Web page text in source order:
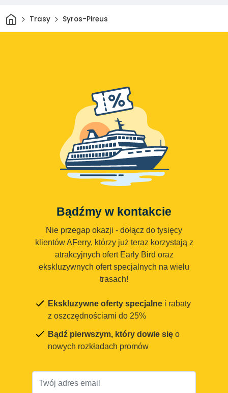
DomTrasy Syros-Pireus
Bądźmy w kontakcie
Nie przegap okazji - dołącz do tysięcy
klientów AFerry, którzy już teraz korzystają z
atrakcyjnych ofert Early Bird oraz
ekskluzywnych ofert specjalnych na wielu
trasach!
Ekskluzywne oferty specjalne i rabaty
z oszczędnościami do 25%
Bądź pierwszym, który dowie się o
nowych rozkładach promów